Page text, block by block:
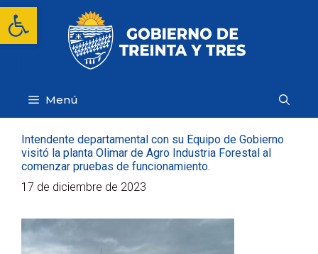
Abrir barra de herramientas
Saltar
contenido
Menú
Intendente departamental con su Equipo de Gobierno
visitó la planta Olimar de Agro Industria Forestal al
comenzar pruebas de funcionamiento.
17 de diciembre de 2023